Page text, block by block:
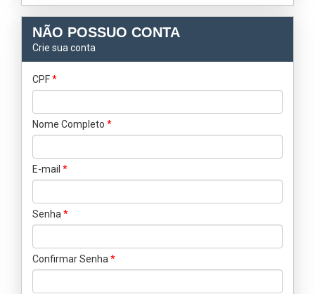
NÃO POSSUO CONTA
Crie sua conta
CPF*
Nome Completo *
E-mail *
Senha *
Confirmar Senha *